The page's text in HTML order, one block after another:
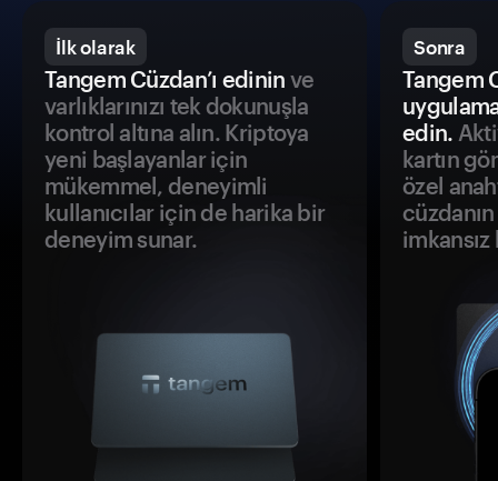
İlk olarak
Tangem Cüzdan’ı edinin ve
varlıklarınızı tek dokunuşla
kontrol altına alın. Kriptoya
yeni başlayanlar için
mükemmel, deneyimli
kullanıcılar için de harika bir
deneyim sunar.
Sonra
Tangem
edin.
kartın
özel